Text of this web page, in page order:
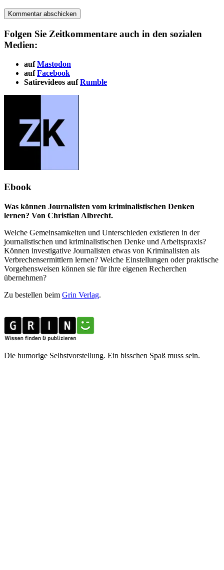
Folgen Sie Zeitkommentare auch in den sozialen
Medien:
aufMastodon
auf Facebook
Satirevideos aufRumble
Ebook
Was können Journalisten vom kriminalistischen Denken
lernen? Von Christian Albrecht.
Welche Gemeinsamkeiten und Unterschieden existieren in der
journalistischen und kriminalistischen Denke und Arbeitspraxis?
Können investigative Journalisten etwas von Kriminalisten als
Verbrechensermittlern lernen? Welche Einstellungen oder praktische
Vorgehensweisen können sie für ihre eigenen Recherchen
übernehmen?
Zu bestellen beim Grin Verlag.
Die humorige Selbstvorstellung. Ein bisschen Spaß muss sein.